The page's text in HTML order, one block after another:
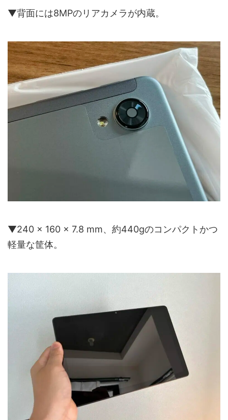
▼背面には8MPのリアカメラが内蔵。
▼240 × 160 × 7.8 mm、約440gのコンパクトかつ
軽量な筐体。